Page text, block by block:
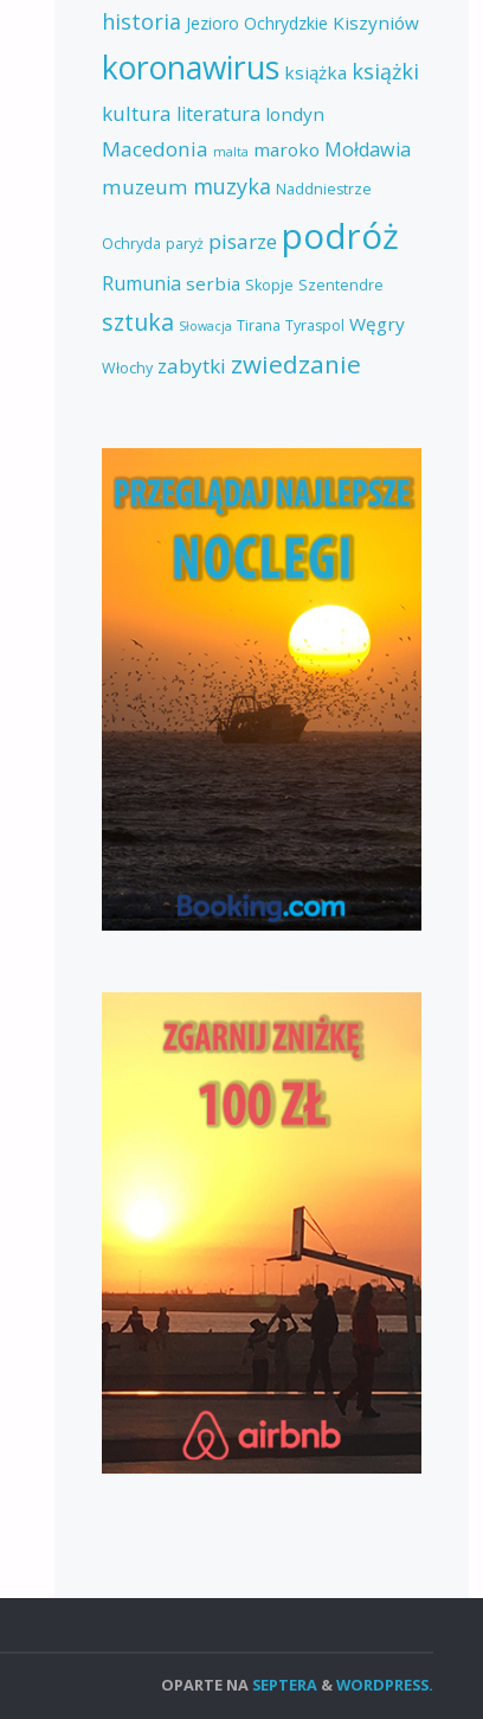
historia Jezioro Ochrydzkie Kiszyniów
koronawirus książka książki
kultura literatura londyn
Macedonia malta maroko Mołdawia
muzeum muzyka Naddniestrze
Ochryda paryż pisarze podróż
Rumunia serbia Skopje Szentendre
sztuka Słowacja Tirana Tyraspol Węgry
Włochy zabytki zwiedzanie
OPARTE NA SEPTERA &WORDPRESS.